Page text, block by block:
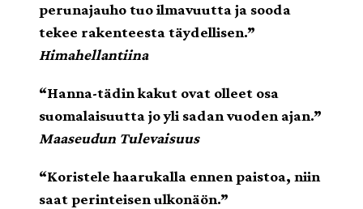
perunajauho tuo ilmavuutta ja sooda
tekee rakenteesta täydellisen.”
Himahellantiina
“Hanna-tädin kakut ovat olleet osa
suomalaisuutta jo yli sadan vuoden ajan.”
Maaseudun Tulevaisuus
“Koristele haarukalla ennen paistoa, niin
saat perinteisen ulkonäön.”